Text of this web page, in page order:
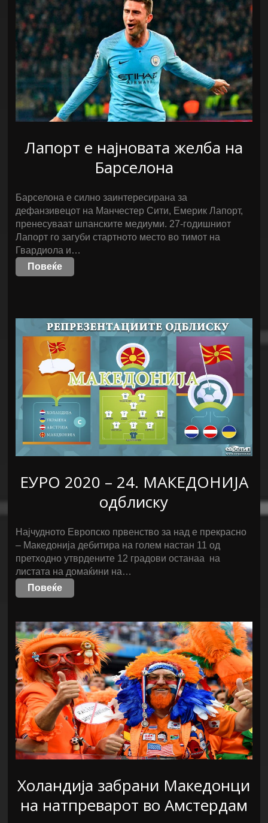
Лапорт е најновата желба на
Барселона
Барселона е силно заинтересирана за
дефанзивецот на Манчестер Сити, Емерик Лапорт,
пренесуваат шпанските медиуми. 27-годишниот
Лапорт го загуби стартното место во тимот на
Гвардиола и…
Повеќе
ЕУРО 2020 – 24. МАКЕДОНИЈА
одблиску
Најчудното Европско првенство за над е прекрасно
– Македонија дебитира на голем настан 11 од
претходно утврдените 12 градови останаа на
листата на домаќини на…
Повеќе
Холандија забрани Македонци
на натпреварот во Амстердам